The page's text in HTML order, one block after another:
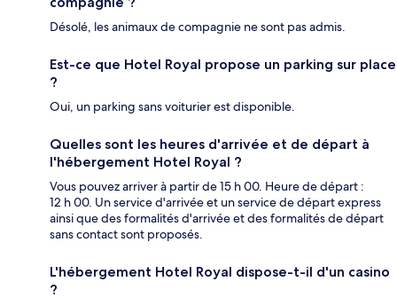
Désolé, les animaux de compagnie ne sont pas admis.
Est-ce que Hotel Royal propose un parking sur place
?
Oui, un parking sans voiturier est disponible.
Quelles sont les heures d'arrivée et de départ à
l'hébergement Hotel Royal ?
Vous pouvez arriver à partir de 15 h 00. Heure de départ :
12 h 00. Un service d'arrivée et un service de départ express
ainsi que des formalités d'arrivée et des formalités de départ
sans contact sont proposés.
L'hébergement Hotel Royal dispose-t-il d'un casino
?